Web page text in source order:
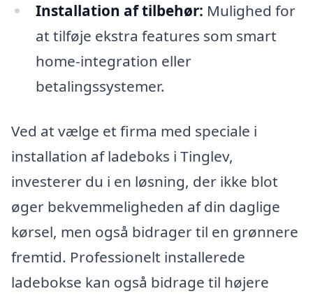
Installation af tilbehør: Mulighed for
at tilføje ekstra features som smart
home-integration eller
betalingssystemer.
Ved at vælge et firma med speciale i
installation af ladeboks i Tinglev,
investerer du i en løsning, der ikke blot
øger bekvemmeligheden af din daglige
kørsel, men også bidrager til en grønnere
fremtid. Professionelt installerede
ladebokse kan også bidrage til højere